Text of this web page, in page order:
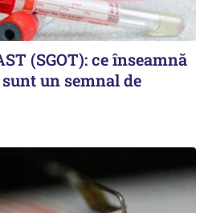
(SGOT): ce înseamnă
un semnal de